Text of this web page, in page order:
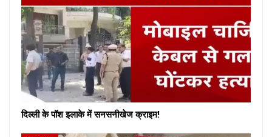
दिल्ली के पॉश इलाके में सनसनीखेज क्राइम!